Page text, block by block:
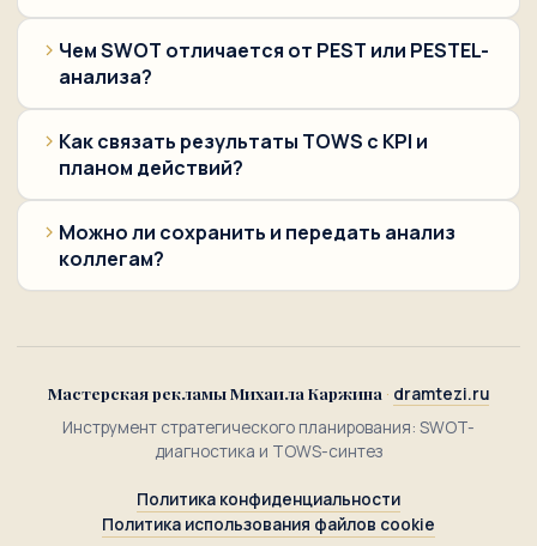
Чем SWOT отличается от PEST или PESTEL-
анализа?
Как связать результаты TOWS с KPI и
планом действий?
Можно ли сохранить и передать анализ
коллегам?
Мастерская рекламы Михаила Каржина · dramtezi.ru
Инструмент стратегического планирования: SWOT-
диагностика и TOWS-синтез
Политика конфиденциальности
Политика использования файлов cookie